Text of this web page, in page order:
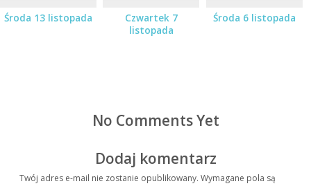
Środa 13 listopada
Czwartek 7
listopada
Środa 6 listopada
No Comments Yet
Dodaj komentarz
Twój adres e-mail nie zostanie opublikowany. Wymagane pola są